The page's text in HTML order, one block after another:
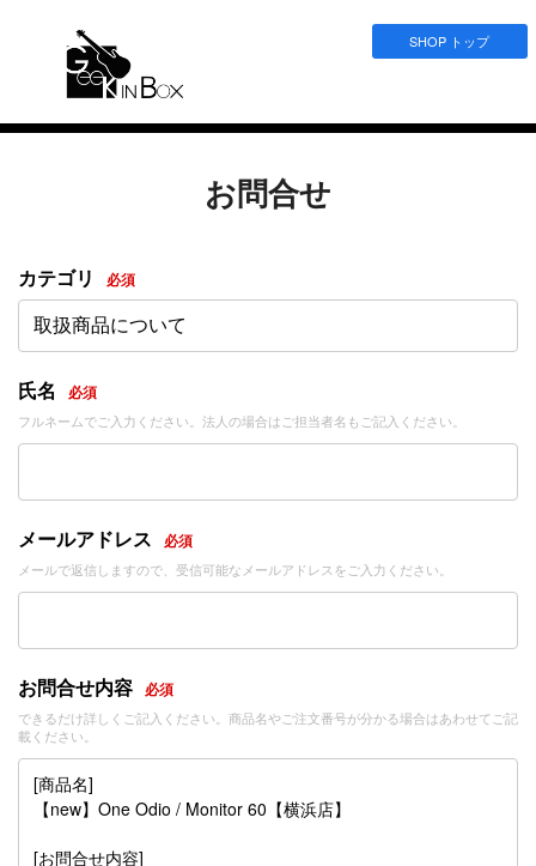
SHOP トップ
お問合せ
カテゴリ 必須
取扱商品について
氏名 必須
フルネームでご入力ください。法人の場合はご担当者名もご記入ください。
メールアドレス 必須
メールで返信しますので、受信可能なメールアドレスをご入力ください。
お問合せ内容 必須
できるだけ詳しくご記入ください。商品名やご注文番号が分かる場合はあわせてご記
載ください。